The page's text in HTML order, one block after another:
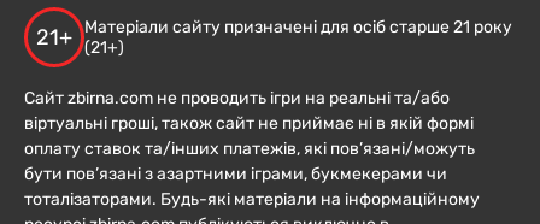
21+
Матеріали сайту призначені для осіб старше 21 року
(21+)
Сайт zbirna.com не проводить ігри на реальні та/або
віртуальні гроші, також сайт не приймає ні в якій формі
оплату ставок та/інших платежів, які пов’язані/можуть
бути пов’язані з азартними іграми, букмекерами чи
тоталізаторами. Будь-які матеріали на інформаційному